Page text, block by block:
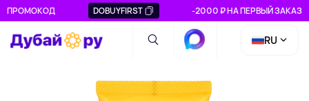
ПРОМОКОД DOBUYFIRST -2000 ₽ НА ПЕРВЫЙ ЗАКАЗ
RU